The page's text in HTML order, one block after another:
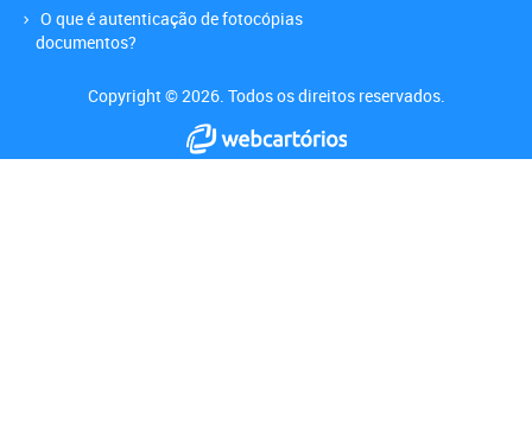
O que é autenticação de fotocópias
documentos?
Copyright © 2026. Todos os direitos reservados.